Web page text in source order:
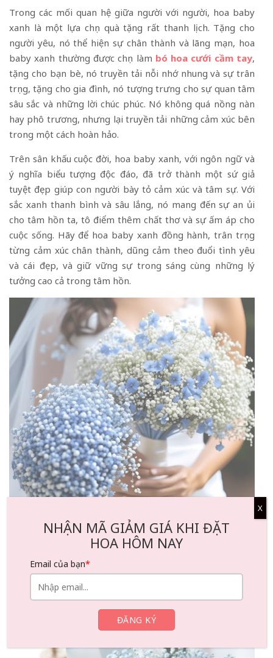
Trong các mối quan hệ giữa người với người, hoa baby
xanh là một lựa chọn quà tặng rất thanh lịch. Tặng cho
người yêu, nó thể hiện sự chân thành và lãng mạn, hoa
baby xanh thường được chọn làm bó hoa cưới cầm tay,
tặng cho bạn bè, nó truyền tải nỗi nhớ nhung và sự trân
trọng, tặng cho gia đình, nó tượng trưng cho sự quan tâm
sâu sắc và những lời chúc phúc. Nó không quá nồng nàn
hay phô trương, nhưng lại truyền tải những cảm xúc bên
trong một cách hoàn hảo.
Trên sân khấu cuộc đời, hoa baby xanh, với ngôn ngữ và
ý nghĩa biểu tượng độc đáo, đã trở thành một sứ giả
tuyệt đẹp giúp con người bày tỏ cảm xúc và tâm sự. Với
sắc xanh thanh bình và sâu lắng, nó mang đến sự an ủi
cho tâm hồn ta, tô điểm thêm chất thơ và sự ấm áp cho
cuộc sống. Hãy để hoa baby xanh đồng hành, trân trọng
từng cảm xúc chân thành, dũng cảm theo đuổi tình yêu
và cái đẹp, và giữ vững sự trong sáng cùng những lý
tưởng cao cả trong tâm hồn.
Khi nào nên tặng hoa baby màu xanh?
NHẬN MÃ GIẢM GIÁ KHI ĐẶT
HOA HÔM NAY
Email của bạn*
X